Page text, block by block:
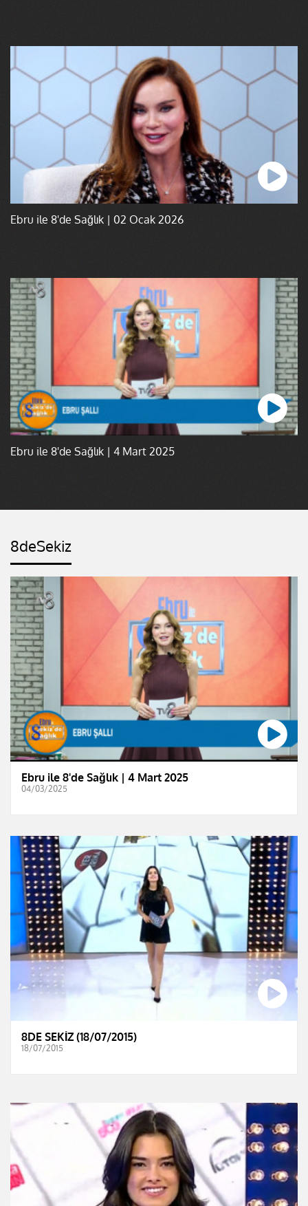
Ebru ile 8'de Sağlık | 02 Ocak 2026
Ebru ile 8'de Sağlık | 4 Mart 2025
8deSekiz
Ebru ile 8'de Sağlık | 4 Mart 2025
04/03/2025
8DE SEKİZ (18/07/2015)
18/07/2015